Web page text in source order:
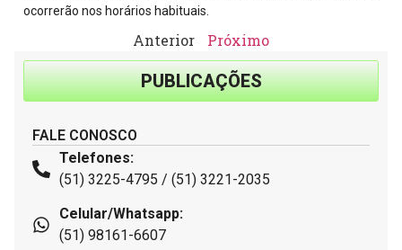
ocorrerão nos horários habituais.
Anterior Próximo
PUBLICAÇÕES
FALE CONOSCO
Telefones:
(51) 3225-4795 / (51) 3221-2035
Celular/Whatsapp:
(51) 98161-6607